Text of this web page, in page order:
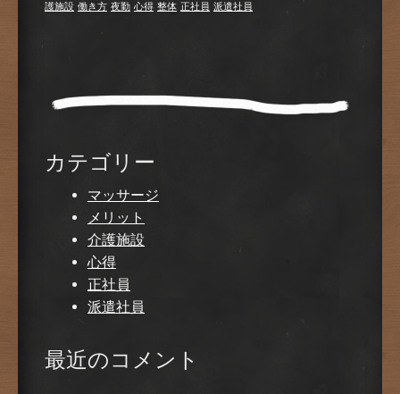
護施設 働き方 夜勤 心得 整体 正社員 派遣社員
カテゴリー
マッサージ
メリット
介護施設
心得
正社員
派遣社員
最近のコメント